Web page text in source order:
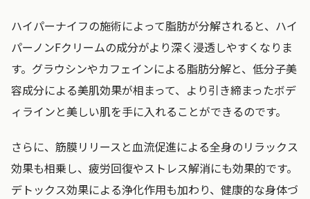
ハイパーナイフの施術によって脂肪が分解されると、ハイ
パーノンFクリームの成分がより深く浸透しやすくなりま
す。グラウシンやカフェインによる脂肪分解と、低分子美
容成分による美肌効果が相まって、より引き締まったボデ
ィラインと美しい肌を手に入れることができるのです。
さらに、筋膜リリースと血流促進による全身のリラックス
効果も相乗し、疲労回復やストレス解消にも効果的です。
デトックス効果による浄化作用も加わり、健康的な身体づ